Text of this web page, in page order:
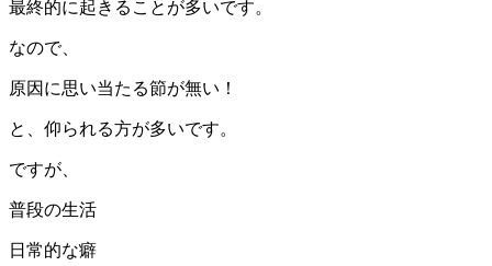
最終的に起きることが多いです。
なので、
原因に思い当たる節が無い！
と、仰られる方が多いです。
ですが、
普段の生活
日常的な癖